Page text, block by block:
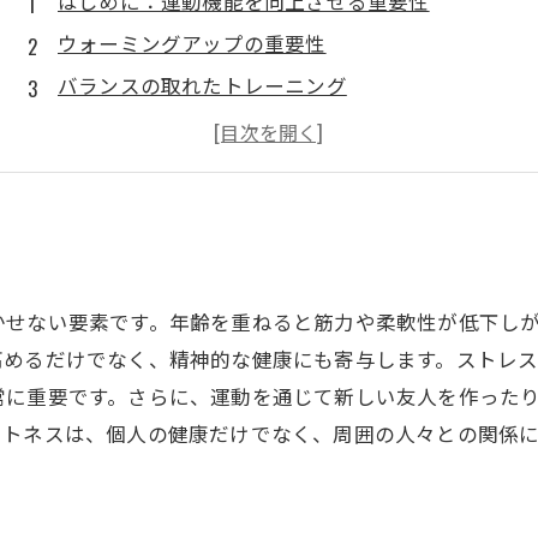
ウォーミングアップの重要性
バランスの取れたトレーニング
楽しみながら続ける工夫
最後に：健康的なライフスタイルの確立
ない要素です。年齢を重ねると筋力や柔軟性が低下し
るだけでなく、精神的な健康にも寄与します。ストレ
重要です。さらに、運動を通じて新しい友人を作った
ネスは、個人の健康だけでなく、周囲の人々との関係